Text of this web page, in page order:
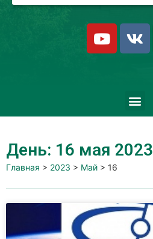
День: 16 мая 2023
Главная > 2023 > Май > 16